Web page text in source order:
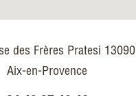
des Frères Pratesi 13090
Aix-en-Provence